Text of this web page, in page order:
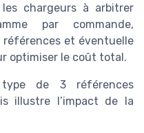
chargeurs à arbitrer
par commande,
et éventuelle
optimiser le coût total.
type de 3 références
illustre l’impact de la